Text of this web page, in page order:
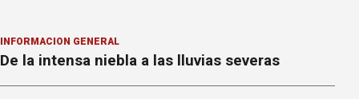
INFORMACION GENERAL
De la intensa niebla a las lluvias severas